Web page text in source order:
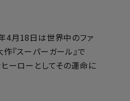
4月18日は世界中のファ
『スーパーガール』で
ーローとしてその運命に